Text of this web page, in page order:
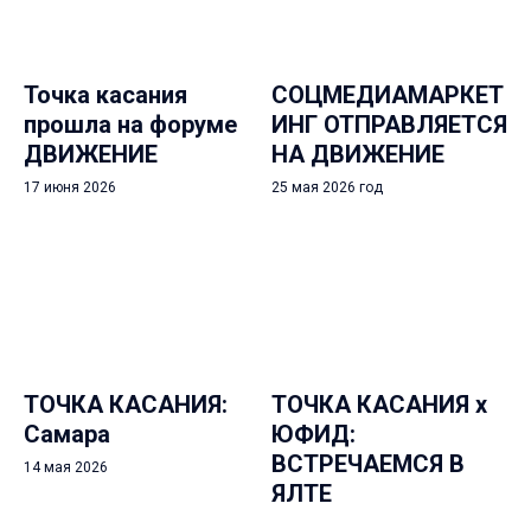
Точка касания
прошла на форуме
ДВИЖЕНИЕ
17 июня 2026
СОЦМЕДИАМАРКЕТ
ИНГ ОТПРАВЛЯЕТСЯ
НА ДВИЖЕНИЕ
25 мая 2026 год
ТОЧКА КАСАНИЯ:
Самара
14 мая 2026
ТОЧКА КАСАНИЯ х
ЮФИД:
ВСТРЕЧАЕМСЯ В
ЯЛТЕ